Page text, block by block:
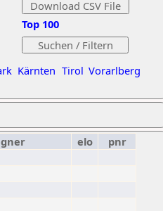
Kärnten Tirol Vorarlberg
Top 100
elo
pnr